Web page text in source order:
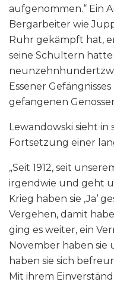
aufgenommen.“ Ein
Bergarbeiter wie
Ruhr gekämpft hat,
seine Schultern
Essener
gefangenen
Lewandowski sieht in
Fortsetzung einer
„Seit 1912, seit
irgendwie und geht
Krieg haben sie ‚Ja‘
Vergehen, damit
ging es weiter, ein
November haben
haben sie sich
Mit ihrem